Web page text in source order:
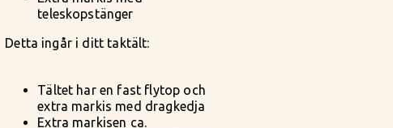
teleskopstänger
Detta ingår i ditt taktält:
Tältet har en fast flytop och
extra markis med dragkedja
Extra markisen ca.